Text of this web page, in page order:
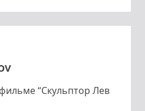
“Скульптор Лев